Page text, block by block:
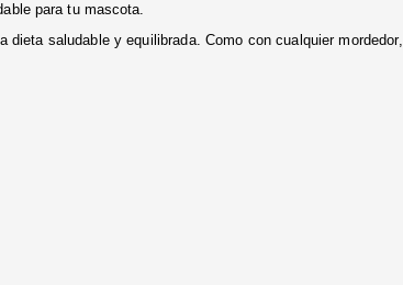
para tu mascota.
saludable y equilibrada. Como con cualquier mordedor,